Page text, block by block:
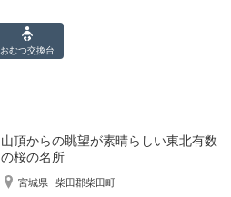
おむつ交換台
山頂からの眺望が素晴らしい東北有数
の桜の名所
宮城県 柴田郡柴田町